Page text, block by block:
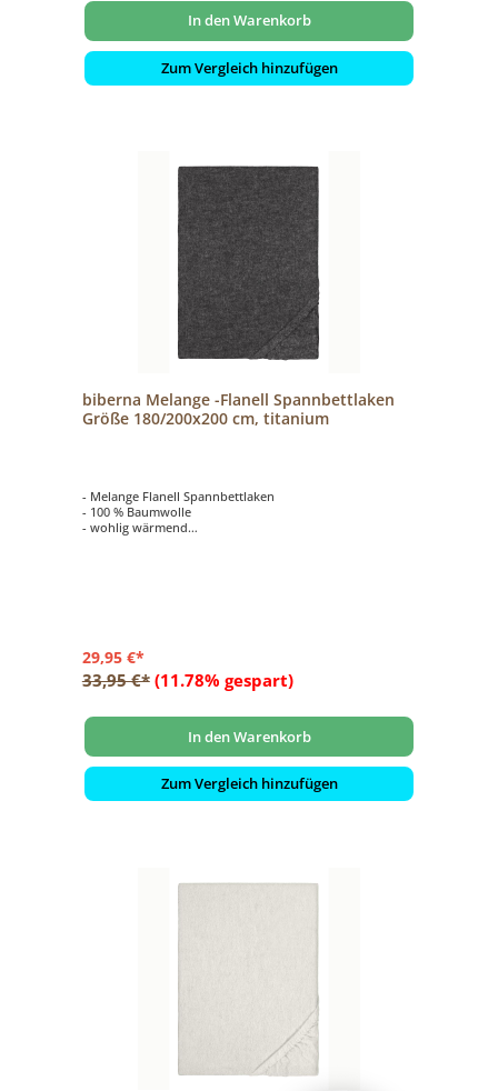
In den Warenkorb
Zum Vergleich hinzufügen
biberna Melange -Flanell Spannbettlaken
Größe 180/200x200 cm, titanium
- Melange Flanell Spannbettlaken
- 100 % Baumwolle
- wohlig wärmend
29,95 €*
33,95 €* (11.78% gespart)
In den Warenkorb
Zum Vergleich hinzufügen